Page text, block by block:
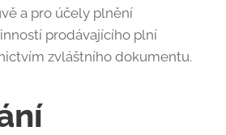
a pro účely plnění
prodávajícího plní
zvláštního dokumentu.